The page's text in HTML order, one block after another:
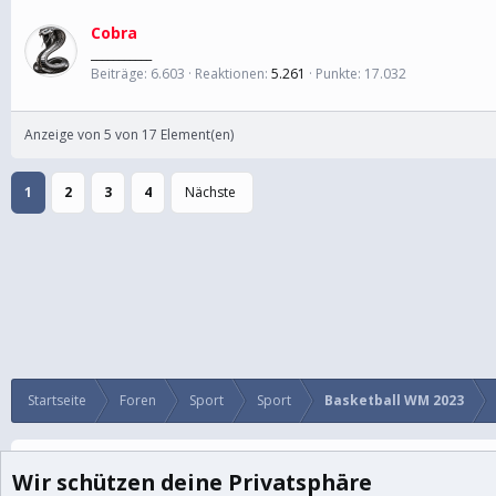
Cobra
Beiträge 6.603 Reaktionen 5.261 Punkte 17.032
Anzeige von 5 von 17 Element(en)
1 2 3 4 Nächste
Startseite Foren Sport Sport Basketball WM 2023
Cookies BalkanForum
Wir schützen deine Privatsphäre